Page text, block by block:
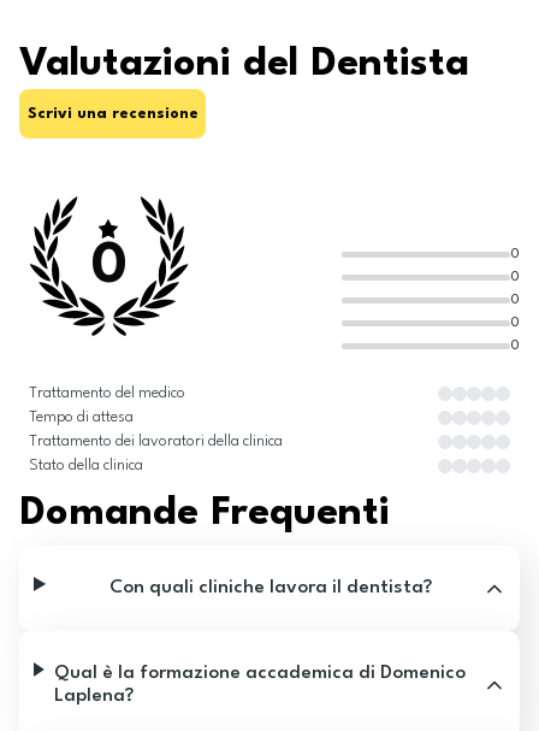
Valutazioni del Dentista
Scrivi una recensione
0
0
0
0
0
0
Trattamento del medico
Tempo di attesa
Trattamento dei lavoratori della clinica
Stato della clinica
Domande Frequenti
Con quali cliniche lavora il dentista?
Qual è la formazione accademica di Domenico
Laplena?